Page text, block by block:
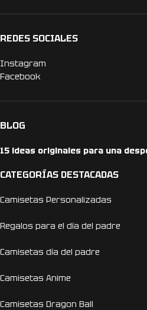
REDES SOCIALES
Instagram
Facebook
BLOG
15 ideas originales para una
CATEGORÍAS DESTACADAS
Camisetas Personalizadas
Regalos para el día del padre
Camisetas día del padre
Camisetas Anime
Camisetas Dragon Ball